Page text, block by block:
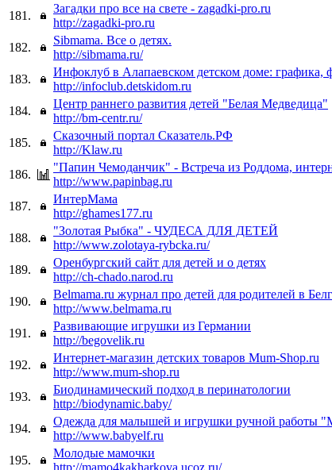
181.
Загадки про все на свете - zagadki-pro.ru
http://zagadki-pro.ru
182.
Sibmama. Все о детях.
http://sibmama.ru/
183.
Инфоклуб в Алапаевском детском доме: графика,
http://infoclub.detskidom.ru
184.
Центр раннего развития детей "Белая Медведица"
http://bm-centr.ru/
185.
Сказочный портал Сказатель.РФ
http://Klaw.ru
186.
"Папин Чемоданчик" - Встреча из Роддома,
http://www.papinbag.ru
187.
ИнтерМама
http://ghames177.ru
188.
"Золотая Рыбка" - ЧУДЕСА ДЛЯ ДЕТЕЙ
http://www.zolotaya-rybcka.ru/
189.
Оренбургский сайт для детей и о детях
http://ch-chado.narod.ru
190.
Belmama.ru журнал про детей для родителей в
http://www.belmama.ru
191.
Развивающие игрушки из Германии
http://begovelik.ru
192.
Интернет-магазин детских товаров Mum-Shop.ru
http://www.mum-shop.ru
193.
Биодинамический подход в перинатологии
http://biodynamic.baby/
194.
Одежда для малышей и игрушки ручной работы
http://www.babyelf.ru
195.
Молодые мамочки
http://mamo4kakharkova.ucoz.ru/